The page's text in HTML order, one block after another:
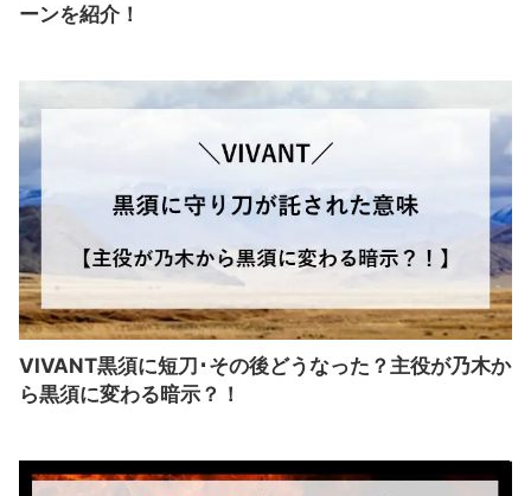
ーンを紹介！
VIVANT黒須に短刀･その後どうなった？主役が乃木か
ら黒須に変わる暗示？！